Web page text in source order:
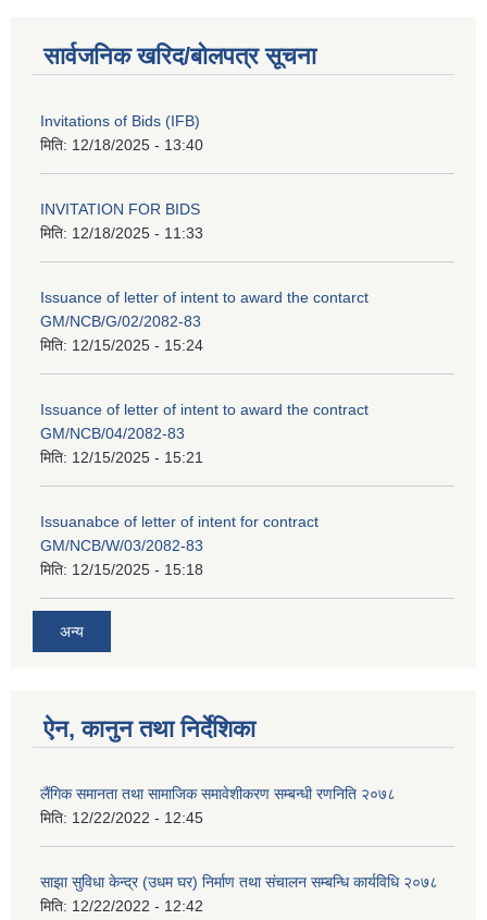
सार्वजनिक खरिद/बोलपत्र सूचना
Invitations of Bids (IFB)
मिति: 12/18/2025 - 13:40
INVITATION FOR BIDS
मिति: 12/18/2025 - 11:33
Issuance of letter of intent to award the contarct
GM/NCB/G/02/2082-83
मिति: 12/15/2025 - 15:24
Issuance of letter of intent to award the contract
GM/NCB/04/2082-83
मिति: 12/15/2025 - 15:21
Issuanabce of letter of intent for contract
GM/NCB/W/03/2082-83
मिति: 12/15/2025 - 15:18
अन्य
ऐन, कानुन तथा निर्देशिका
लैंगिक समानता तथा सामाजिक समावेशीकरण सम्बन्धी रणनिति २०७८
मिति: 12/22/2022 - 12:45
साझा सुविधा केन्द्र (उधम घर) निर्माण तथा संचालन सम्बन्धि कार्यविधि २०७८
मिति: 12/22/2022 - 12:42